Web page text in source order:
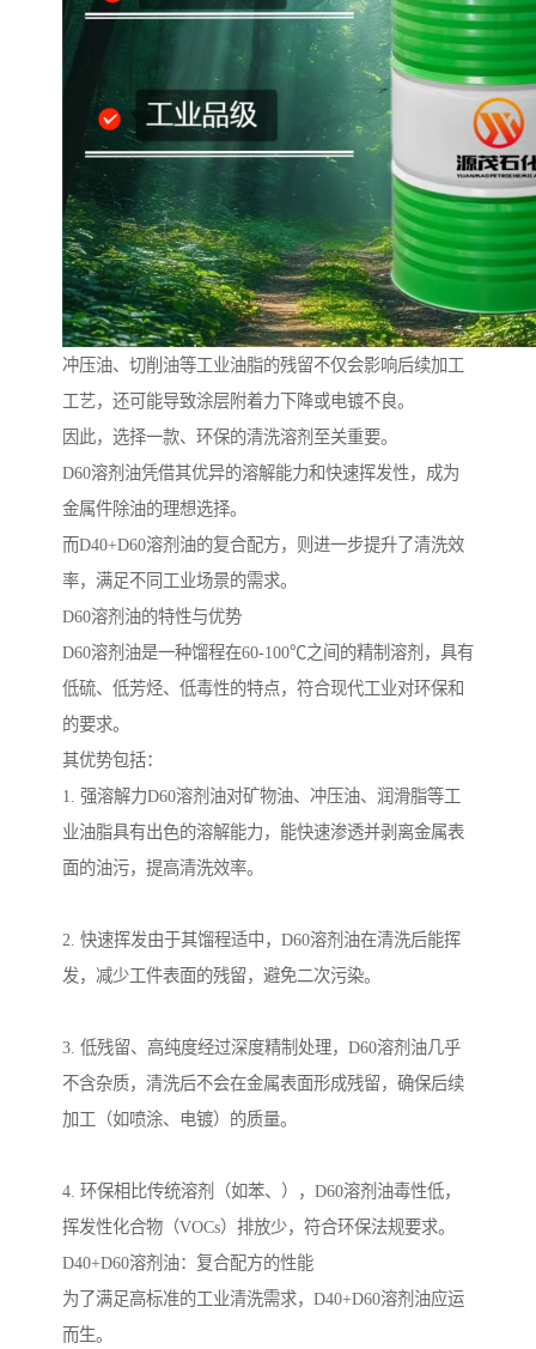
冲压油、切削油等工业油脂的残留不仅会影响后续加工
工艺，还可能导致涂层附着力下降或电镀不良。
因此，选择一款、环保的清洗溶剂至关重要。
D60溶剂油凭借其优异的溶解能力和快速挥发性，成为
金属件除油的理想选择。
而D40+D60溶剂油的复合配方，则进一步提升了清洗效
率，满足不同工业场景的需求。
D60溶剂油的特性与优势
D60溶剂油是一种馏程在60-100℃之间的精制溶剂，具有
低硫、低芳烃、低毒性的特点，符合现代工业对环保和
的要求。
其优势包括：
1. 强溶解力D60溶剂油对矿物油、冲压油、润滑脂等工
业油脂具有出色的溶解能力，能快速渗透并剥离金属表
面的油污，提高清洗效率。
2. 快速挥发由于其馏程适中，D60溶剂油在清洗后能挥
发，减少工件表面的残留，避免二次污染。
3. 低残留、高纯度经过深度精制处理，D60溶剂油几乎
不含杂质，清洗后不会在金属表面形成残留，确保后续
加工（如喷涂、电镀）的质量。
4. 环保相比传统溶剂（如苯、），D60溶剂油毒性低，
挥发性化合物（VOCs）排放少，符合环保法规要求。
D40+D60溶剂油：复合配方的性能
为了满足高标准的工业清洗需求，D40+D60溶剂油应运
而生。